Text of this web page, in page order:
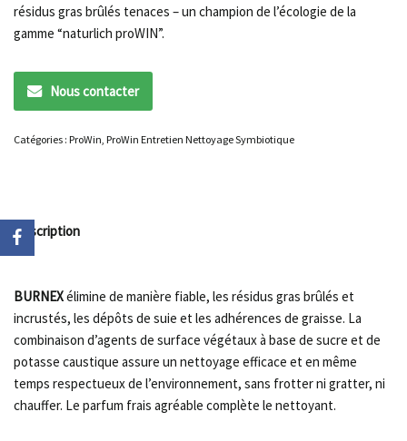
résidus gras brûlés tenaces – un champion de l’écologie de la
gamme “naturlich proWIN”.
Nous contacter
Catégories : ProWin ProWin Entretien Nettoyage Symbiotique
Description
BURNEXélimine de manière fiable, les résidus gras brûlés et
incrustés, les dépôts de suie et les adhérences de graisse. La
combinaison d’agents de surface végétaux à base de sucre et de
potasse caustique assure un nettoyage efficace et en même
temps respectueux de l’environnement, sans frotter ni gratter, ni
chauffer. Le parfum frais agréable complète le nettoyant.